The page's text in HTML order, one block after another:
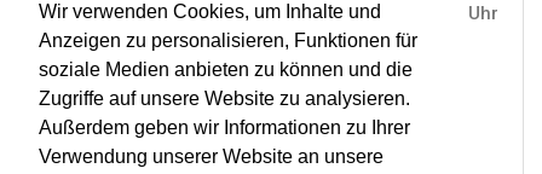
Wir verwenden Cookies, um Inhalte und
Anzeigen zu personalisieren, Funktionen für
soziale Medien anbieten zu können und die
Zugriffe auf unsere Website zu analysieren.
Außerdem geben wir Informationen zu Ihrer
Verwendung unserer Website an unsere
TUE, 16. OCT 2012 19:30 Uhr
MUSIKVEREIN, WIEN |VIENNA
Wagner & Liszt (1. Konzert im Zyklus
Musikverein)